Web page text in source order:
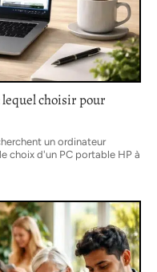
lequel choisir pour
un ordinateur
choix d'un PC portable HP à